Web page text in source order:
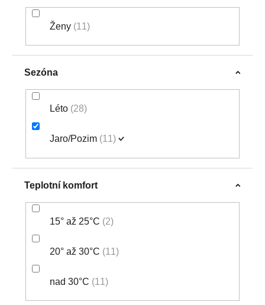
Ženy 11
Sezóna
Léto 28
Jaro/Pozim 11
Teplotní komfort
15° až 25°C 2
20° až 30°C 11
nad 30°C 11